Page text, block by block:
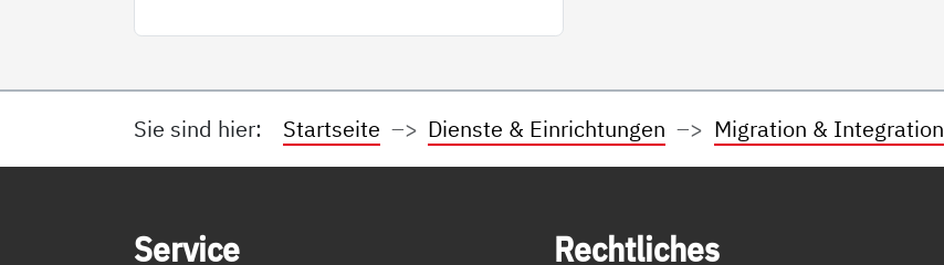
Sie sind hier: Startseite Dienste & Einrichtungen Migration & Integration
Ser­vice
Recht­li­ches